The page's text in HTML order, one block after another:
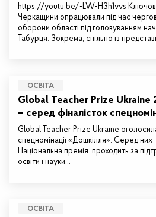
https://youtu.be/-LW-H3h1vvs Ключові
Черкащини опрацювали під час
оборони області під головуванням
Табурця. Зокрема, спільно із
ОСВІТА
Global Teacher Prize Ukraine
– серед фіналісток
Global Teacher Prize Ukraine
спецномінації «Дошкілля». Серед
Національна премія проходить за
освіти і науки…
ОСВІТА